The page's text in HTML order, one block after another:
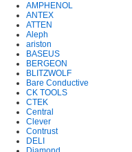
AMPHENOL
ANTEX
ATTEN
Aleph
ariston
BASEUS
BERGEON
BLITZWOLF
Bare Conductive
CK TOOLS
CTEK
Central
Clever
Contrust
DELI